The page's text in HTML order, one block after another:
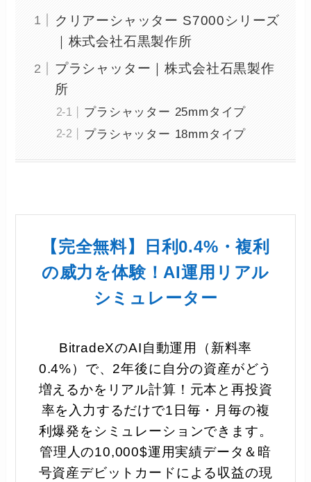
クリアーシャッター S7000シリーズ
｜株式会社石黒製作所
プラシャッター｜株式会社石黒製作
所
プラシャッター 25mmタイプ
プラシャッター 18mmタイプ
【完全無料】日利0.4%・複利
の威力を体験！AI運用リアル
シミュレーター
BitradeXのAI自動運用（新料率
0.4%）で、2年後に自分の資産がどう
増えるかをリアル計算！元本と再投資
率を入力するだけで1日毎・月毎の複
利爆発をシミュレーションできます。
管理人の10,000$運用実績データ＆暗
号資産デビットカードによる収益の現